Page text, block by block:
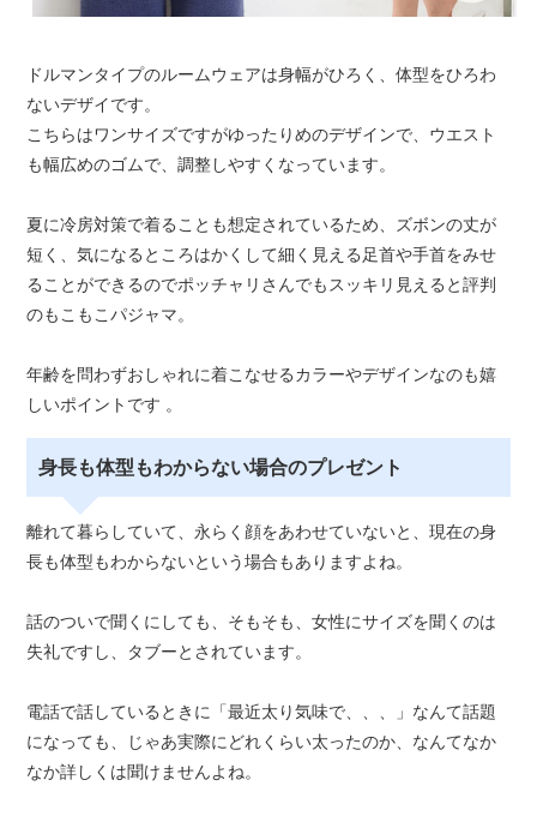
ドルマンタイプのルームウェアは身幅がひろく、体型をひろわ
ないデザイです。
こちらはワンサイズですがゆったりめのデザインで、ウエスト
も幅広めのゴムで、調整しやすくなっています。
夏に冷房対策で着ることも想定されているため、ズボンの丈が
短く、気になるところはかくして細く見える足首や手首をみせ
ることができるのでポッチャリさんでもスッキリ見えると評判
のもこもこパジャマ。
年齢を問わずおしゃれに着こなせるカラーやデザインなのも嬉
しいポイントです 。
身長も体型もわからない場合のプレゼント
離れて暮らしていて、永らく顔をあわせていないと、現在の身
長も体型もわからないという場合もありますよね。
話のついで聞くにしても、そもそも、女性にサイズを聞くのは
失礼ですし、タブーとされています。
電話で話しているときに「最近太り気味で、、、」なんて話題
になっても、じゃあ実際にどれくらい太ったのか、なんてなか
なか詳しくは聞けませんよね。